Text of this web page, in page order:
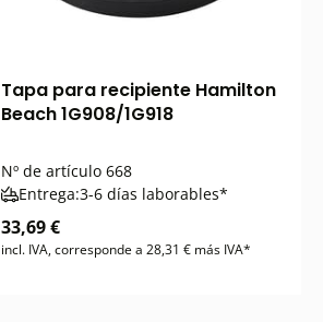
Tapa para recipiente Hamilton
Beach 1G908/1G918
Nº de artículo668
Entrega:3-6 días laborables*
33,69 €
incl. IVA, corresponde a 28,31 € más IVA*